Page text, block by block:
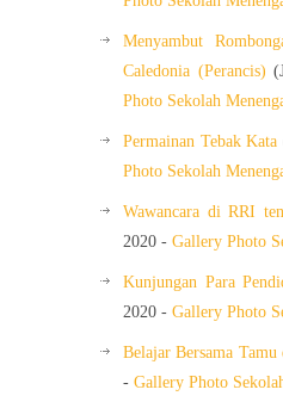
Menyambut
Caledonia (Perancis)
Photo Sekolah
Permainan Tebak Kata
Photo Sekolah
Wawancara di RRI
2020 - Gallery Photo
Kunjungan Para
2020 - Gallery Photo
Belajar Bersama
- Gallery Photo